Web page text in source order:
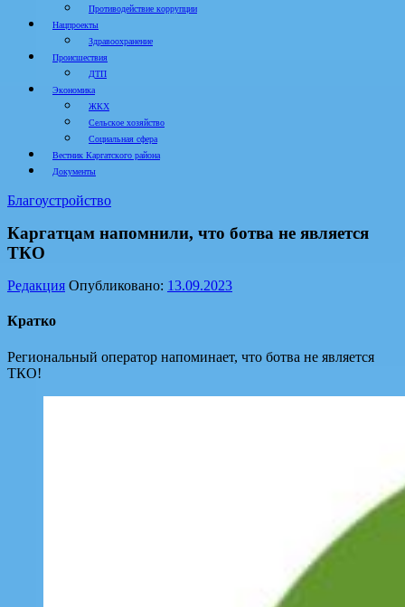
Противодействие коррупции
Нацпроекты
Здравоохранение
Происшествия
ДТП
Экономика
ЖКХ
Сельское хозяйство
Социальная сфера
Вестник Каргатского района
Документы
Благоустройство
Каргатцам напомнили, что ботва не является
ТКО
Редакция Опубликовано: 13.09.2023
Кратко
Региональный оператор напоминает, что ботва не является
ТКО!